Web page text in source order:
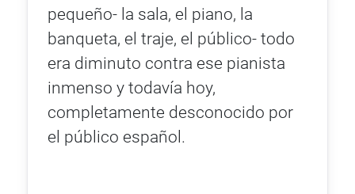
pequeño- la sala, el piano, la
banqueta, el traje, el público- todo
era diminuto contra ese pianista
inmenso y todavía hoy,
completamente desconocido por
el público español.